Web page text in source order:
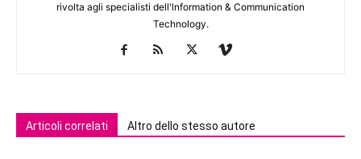
rivolta agli specialisti dell'lnformation & Communication
Technology.
Articoli correlati Altro dello stesso autore